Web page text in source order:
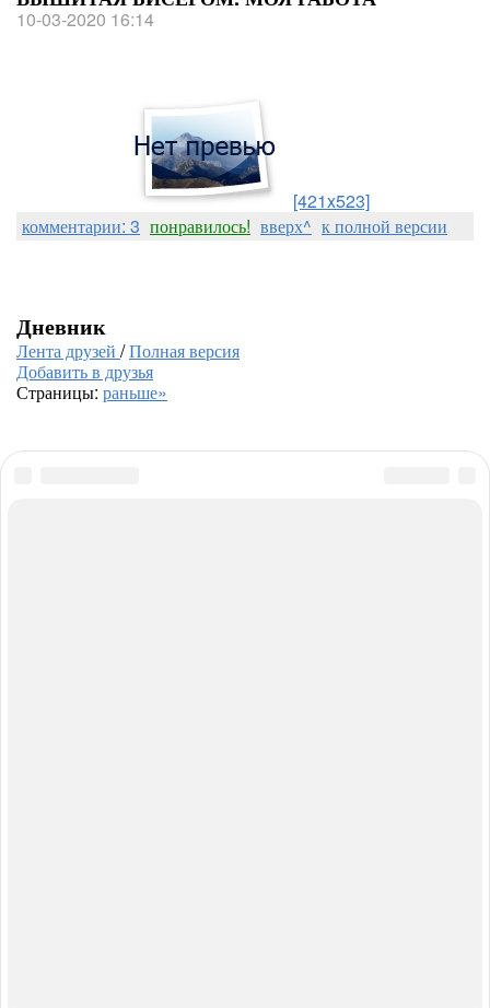
10-03-2020 16:14
[421x523]
комментарии: 3 понравилось! вверх^ к полной версии
Дневник
Лента друзей /Полная версия
Добавить в друзья
Страницы: раньше»